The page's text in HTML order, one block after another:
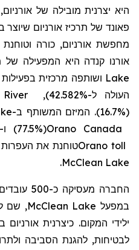
מחפשת אורניום,כורה וטוחנת
אורנו קנדה היא המפעילה של
Lake ושותפה מרכזית בפעילות
העולה ל-42.582%),
(16.7%). המיזם המשותף
ב-
Orano Canada
(77.5%)
Orano tollטוחנת את
McClean Lake
.
במפעל McClean Lake, שם למעלה
ילידי המקום. כיצרנית
לבטיחות, להגנת הסביבה